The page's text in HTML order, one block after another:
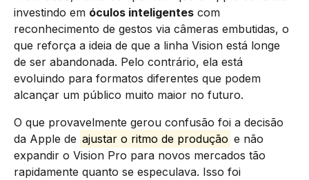
investindo em óculos inteligentes com
reconhecimento de gestos via câmeras embutidas, o
que reforça a ideia de que a linha Vision está longe
de ser abandonada. Pelo contrário, ela está
evoluindo para formatos diferentes que podem
alcançar um público muito maior no futuro.
O que provavelmente gerou confusão foi a decisão
da Apple de ajustar o ritmo de produção e não
expandir o Vision Pro para novos mercados tão
rapidamente quanto se especulava. Isso foi